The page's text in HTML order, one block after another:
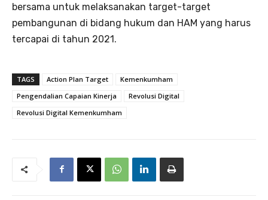
bersama untuk melaksanakan target-target
pembangunan di bidang hukum dan HAM yang harus
tercapai di tahun 2021.
TAGS Action Plan Target
Kemenkumham
Pengendalian Capaian Kinerja
Revolusi Digital
Revolusi Digital Kemenkumham